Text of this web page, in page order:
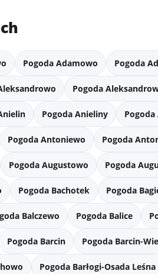
Pogoda Adamowo Pogoda
Pogoda
Pogoda Anieliny
Pogoda Antoniewo Pogoda
Pogoda Augustowo Pogoda
Pogoda Bachotek Pogoda
Balczewo Pogoda Balice
Pogoda Barcin Pogoda Barcin-
Pogoda Barłogi-Osada Leśna